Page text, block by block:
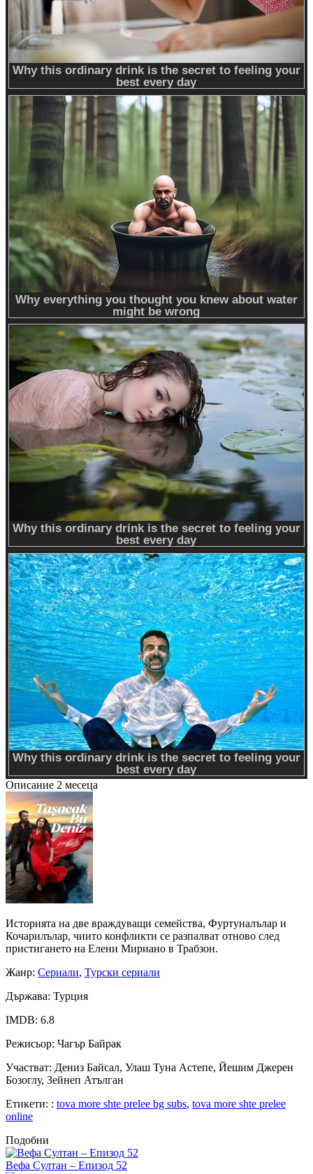
Описание 2 месеца
Историята на две враждуващи семейства, Фуртуналълар и
Кочарилълар, чиито конфликти се разпалват отново след
пристигането на Елени Мириано в Трабзон.
Жанр: Сериали, Турски сериали
Държава: Турция
IMDB: 6.8
Режисьор: Чагър Байрак
Участват: Дениз Байсал, Улаш Туна Астепе, Йешим Джерен
Бозоглу, Зейнеп Атълган
Етикети: : tova more shte prelee bg subs, tova more shte prelee
online
Подобни
Вефа Султан – Епизод 52